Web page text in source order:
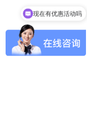
现在有优惠活动吗